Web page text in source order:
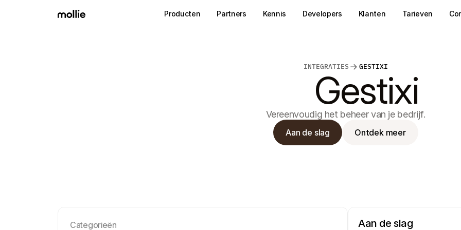
INTEGRATIES GESTIXI
Gestixi
Vereenvoudig het beheer van je bedrijf.
Aan de slag Ontdek meer
Categorieën
Aan de slag
Producten Partners Kennis Developers Klanten Tarieven